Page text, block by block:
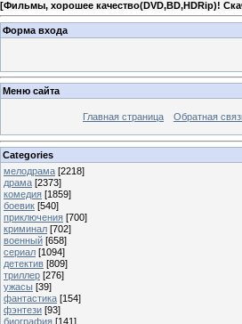
[Фильмы, хорошее качество(DVD,BD,HDRip)!
Форма входа
Меню сайта
Главная страница Обратная
Categories
мелодрама [2218]
драма [2373]
комедия [1859]
боевик [540]
приключения [700]
криминал [702]
военный [658]
сериал [1094]
детектив [809]
триллер [276]
ужасы [39]
фантастика [154]
фэнтези [93]
биография [141]